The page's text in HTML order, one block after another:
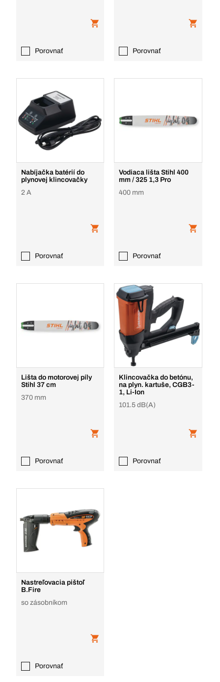
Porovnať Porovnať
Nabíjačka batérií do
plynovej klincovačky
2 A
Porovnať
Vodiaca lišta Stihl 400
mm / 325 1,3 Pro
400 mm
Porovnať
Lišta do motorovej píly
Stihl 37 cm
370 mm
Porovnať
Klincovačka do betónu,
na plyn. kartuše, CGB3-
1, Li-Ion
101.5 dB(A)
Porovnať
Nastreľovacia pištoľ
B.Fire
so zásobníkom
Porovnať